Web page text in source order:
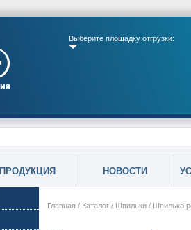
Выберите площадку отгрузки:
ПРОДУКЦИЯ НОВОСТИ
Главная / Каталог / Шпильки / Шпилька